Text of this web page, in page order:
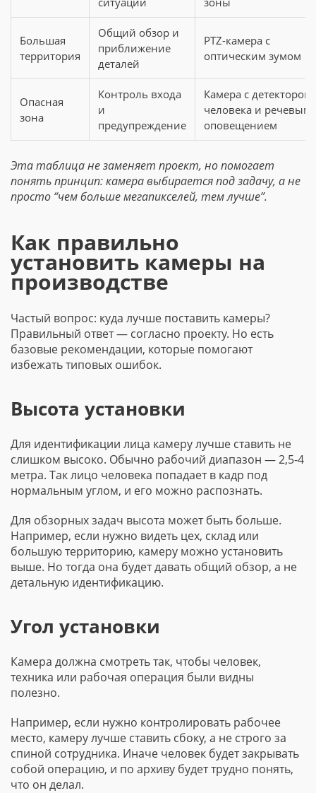
Большая
территория
Общий обзор и
приближение
деталей
PTZ-камера с
оптическим зумом
Опасная
зона
Контроль входа
и
предупреждение
Камера с детектором
человека и речевым
оповещением
Эта таблица не заменяет проект, но помогает
понять принцип: камера выбирается под задачу, а не
просто “чем больше мегапикселей, тем лучше”.
Как правильно
установить камеры на
производстве
Частый вопрос: куда лучше поставить камеры?
Правильный ответ — согласно проекту. Но есть
базовые рекомендации, которые помогают
избежать типовых ошибок.
Высота установки
Для идентификации лица камеру лучше ставить не
слишком высоко. Обычно рабочий диапазон — 2,5-4
метра. Так лицо человека попадает в кадр под
нормальным углом, и его можно распознать.
Для обзорных задач высота может быть больше.
Например, если нужно видеть цех, склад или
большую территорию, камеру можно установить
выше. Но тогда она будет давать общий обзор, а не
детальную идентификацию.
Угол установки
Камера должна смотреть так, чтобы человек,
техника или рабочая операция были видны
полезно.
Например, если нужно контролировать рабочее
место, камеру лучше ставить сбоку, а не строго за
спиной сотрудника. Иначе человек будет закрывать
собой операцию, и по архиву будет трудно понять,
что он делал.